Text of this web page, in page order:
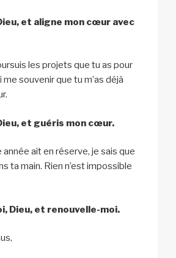
et aligne mon cœur avec
les projets que tu as pour
souvenir que tu m’as déjà
et guéris mon cœur.
ait en réserve, je sais que
ta main. Rien n’est impossible
Dieu, et renouvelle-moi.